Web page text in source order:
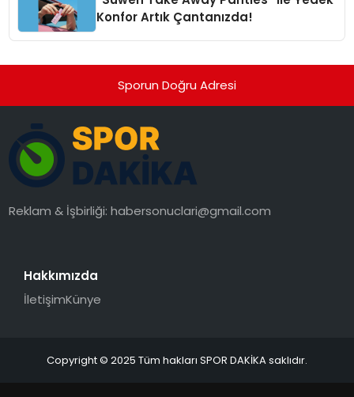
Konfor Artık Çantanızda!
Sporun Doğru Adresi
Reklam & İşbirliği:habersonuclari@gmail.com
Hakkımızda
İletişimKünye
Copyright © 2025 Tüm hakları SPOR DAKİKA saklıdır.